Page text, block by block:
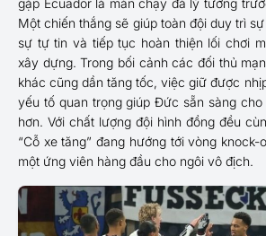
gặp Ecuador là màn chạy đà lý tưởng
Một chiến thắng sẽ giúp toàn đội duy trì
sự tự tin và tiếp tục hoàn thiện lối chơi
xây dựng. Trong bối cảnh các đối thủ
khác cũng dần tăng tốc, việc giữ được
yếu tố quan trọng giúp Đức sẵn sàng
hơn. Với chất lượng đội hình đồng đều
“Cỗ xe tăng” đang hướng tới vòng
một ứng viên hàng đầu cho ngôi vô địch.